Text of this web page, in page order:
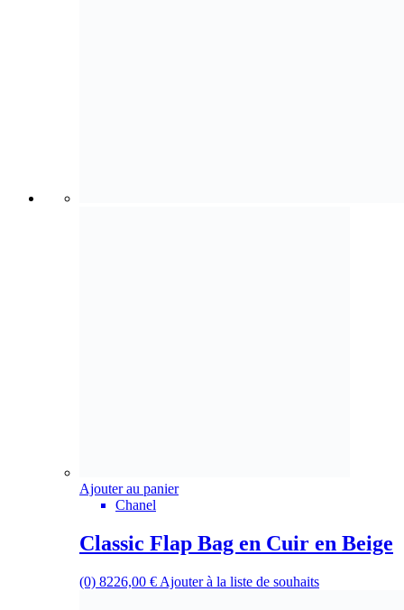
Ajouter au panier
Chanel
Classic Flap Bag en Cuir en Beige
(0) 8226,00 € Ajouter à la liste de souhaits